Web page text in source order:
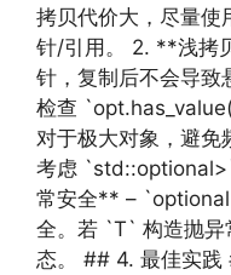
拷贝代价大，尽量
针/引用。 2. **浅拷
针，复制后不会导
检查
对于极大对象，避
考虑
常安全** –
全。若 `T` 构造抛
态。 ## 4. 最佳实践